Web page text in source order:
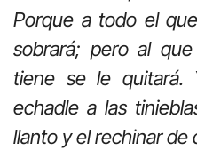
Porque a todo el
sobrará; pero al
tiene se le quitará.
echadle a las
llanto y el rechinar de